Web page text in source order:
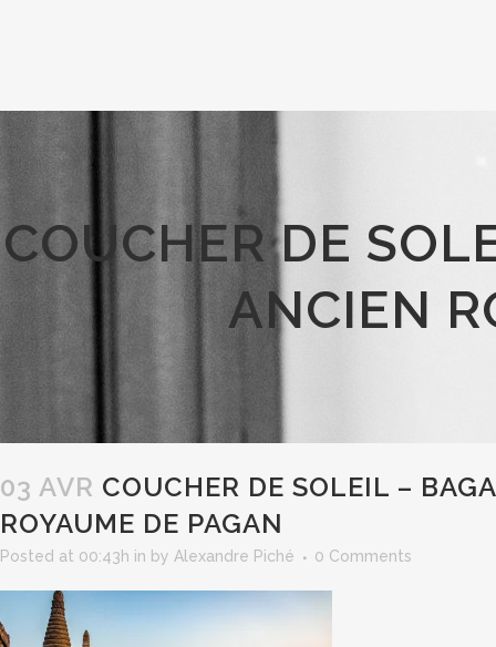
COUCHER DE
ANCIEN
03 AVR COUCHER DE SOLEIL –
ROYAUME DE PAGAN
Posted at 00:43h in by Alexandre Piché 0 Comments